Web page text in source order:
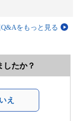
Q&Aをもっと見る
したか？
え